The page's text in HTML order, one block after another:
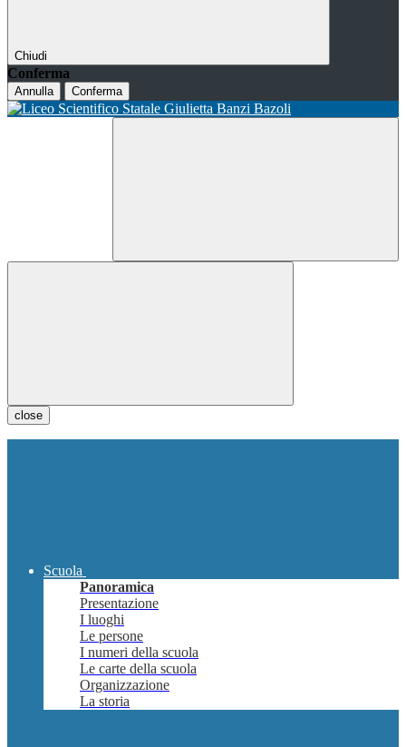
Chiudi
Conferma
Annulla Conferma
close
Scuola
Panoramica
Presentazione
I luoghi
Le persone
I numeri della scuola
Le carte della scuola
Organizzazione
La storia